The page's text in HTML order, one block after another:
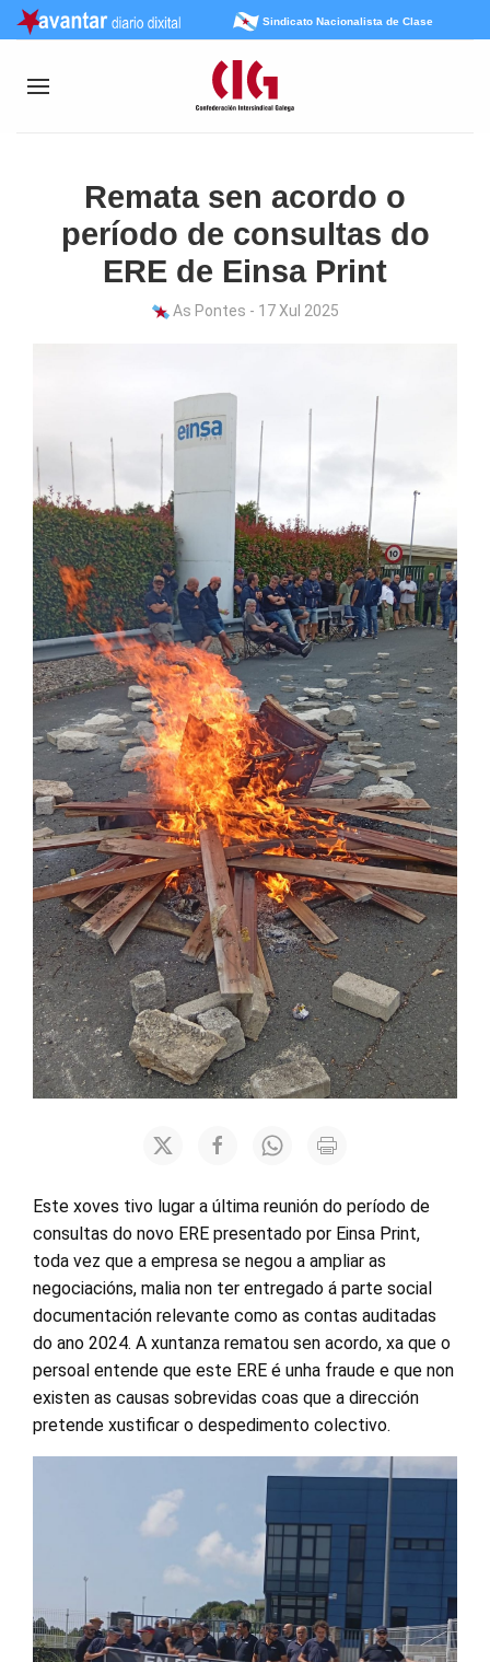
Sindicato Nacionalista de Clase
Remata sen acordo o
período de consultas do
ERE de Einsa Print
As Pontes - 17 Xul 2025
Este xoves tivo lugar a última reunión do período de
consultas do novo ERE presentado por Einsa Print,
toda vez que a empresa se negou a ampliar as
negociacións, malia non ter entregado á parte social
documentación relevante como as contas auditadas
do ano 2024. A xuntanza rematou sen acordo, xa que o
persoal entende que este ERE é unha fraude e que non
existen as causas sobrevidas coas que a dirección
pretende xustificar o despedimento colectivo.